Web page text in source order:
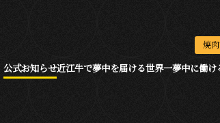
焼
公式お知らせ近江牛で夢中を届ける世界一夢中に働け